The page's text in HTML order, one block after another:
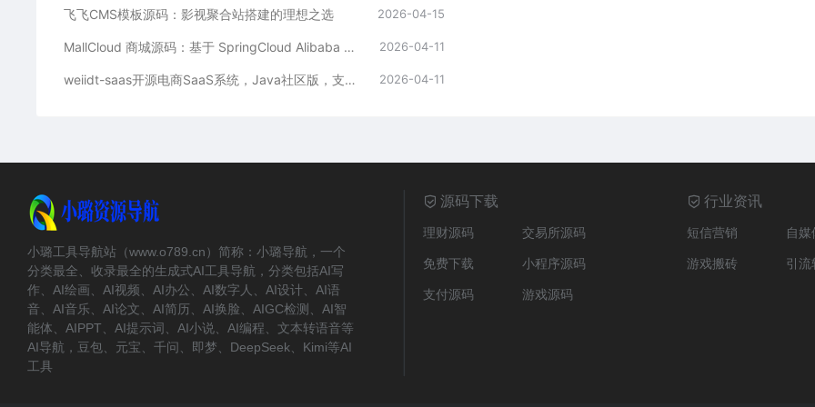
飞飞CMS模板源码：影视聚合站搭建的理想之选 2026-04-15
MallCloud 商城源码：基于 SpringCloud Alibaba 的高并发电商系统深度解析 2026-04-11
weiidt-saas开源电商SaaS系统，Java社区版，支持多租户与插件化扩展 2026-04-11
小璐工具导航站（www.o789.cn）简称：小璐导航，一个
分类最全、收录最全的生成式AI工具导航，分类包括AI写
作、AI绘画、AI视频、AI办公、AI数字人、AI设计、AI语
音、AI音乐、AI论文、AI简历、AI换脸、AIGC检测、AI智
能体、AIPPT、AI提示词、AI小说、AI编程、文本转语音等
AI导航，豆包、元宝、千问、即梦、DeepSeek、Kimi等AI
工具
源码下载
理财源码
交易所源码
免费下载
小程序源码
支付源码
游戏源码
行业资讯
短信营销
自
游戏搬砖
引流